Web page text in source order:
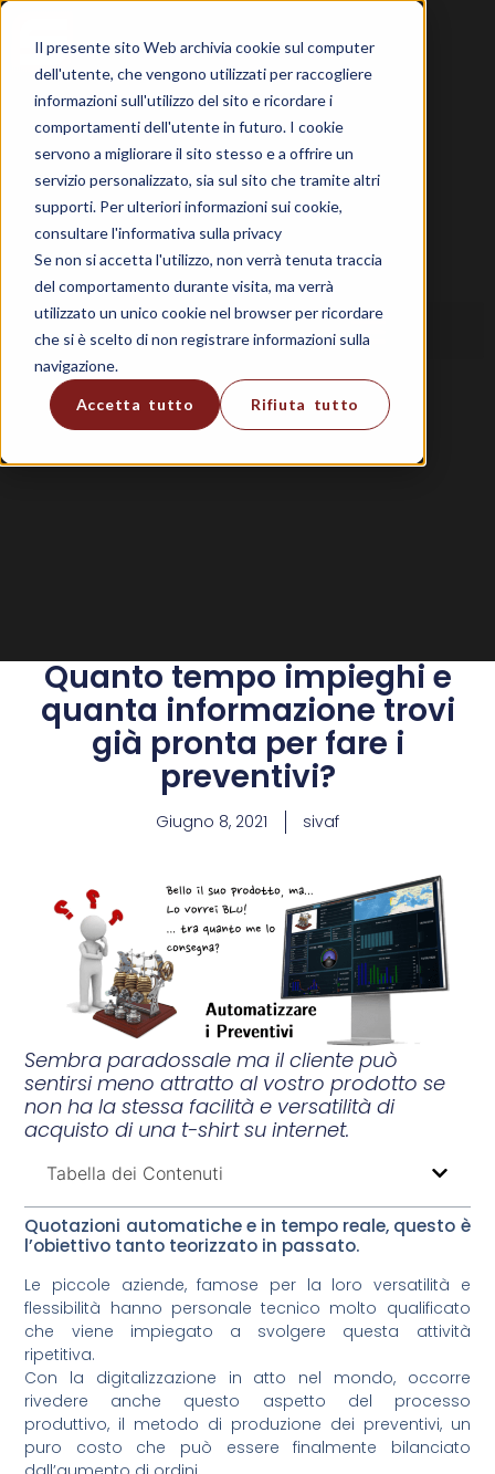
Il presente sito Web archivia cookie sul computer
dell'utente, che vengono utilizzati per raccogliere
informazioni sull'utilizzo del sito e ricordare i
comportamenti dell'utente in futuro. I cookie
servono a migliorare il sito stesso e a offrire un
servizio personalizzato, sia sul sito che tramite altri
supporti. Per ulteriori informazioni sui cookie,
consultare l'informativa sulla privacy
Se non si accetta l'utilizzo, non verrà tenuta traccia
del comportamento durante visita, ma verrà
utilizzato un unico cookie nel browser per ricordare
che si è scelto di non registrare informazioni sulla
navigazione.
Accetta tutto Rifiuta tutto
Quanto tempo impieghi e
quanta informazione trovi
già pronta per fare i
preventivi?
Giugno 8, 2021 sivaf
Sembra paradossale ma il cliente può
sentirsi meno attratto al vostro prodotto se
non ha la stessa facilità e versatilità di
acquisto di una t-shirt su internet.
Tabella dei Contenuti
Quotazioni automatiche e in tempo reale, questo è
l’obiettivo tanto teorizzato in passato.
Le piccole aziende, famose per la loro versatilità e
flessibilità hanno personale tecnico molto qualificato
che viene impiegato a svolgere questa attività
ripetitiva.
Con la digitalizzazione in atto nel mondo, occorre
rivedere anche questo aspetto del processo
produttivo, il metodo di produzione dei preventivi, un
puro costo che può essere finalmente bilanciato